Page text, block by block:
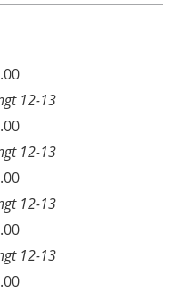
12-13
12-13
12-13
12-13